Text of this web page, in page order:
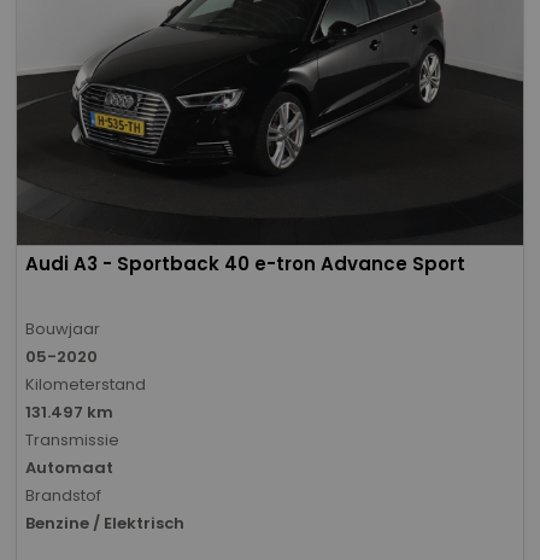
Audi A3 - Sportback 40 e-tron Advance Sport
Bouwjaar
05-2020
Kilometerstand
131.497 km
Transmissie
Automaat
Brandstof
Benzine / Elektrisch